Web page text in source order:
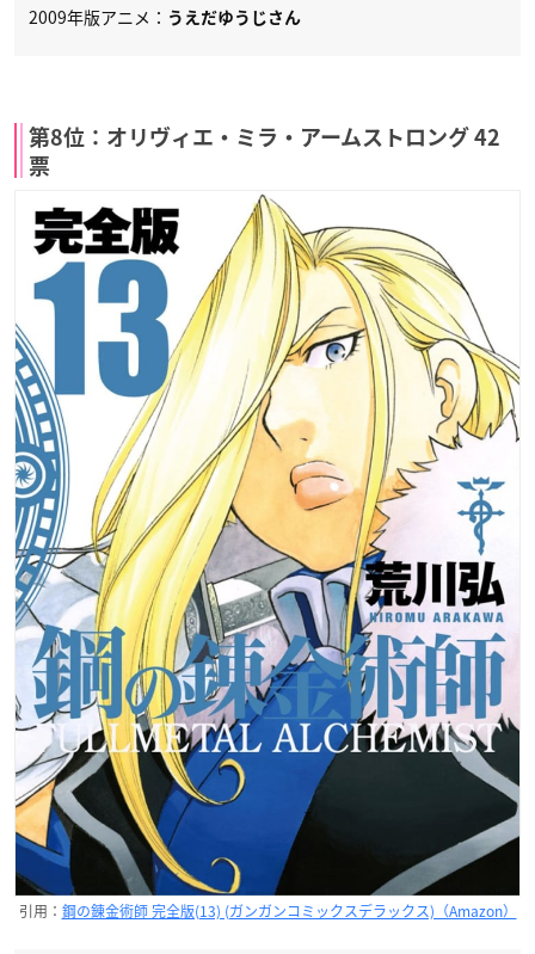
2009年版アニメ： うえだゆうじさん
第8位：オリヴィエ・ミラ・アームストロング 42
票
引用： 鋼の錬金術師 完全版(13) (ガンガンコミックスデラックス)（Amazon）